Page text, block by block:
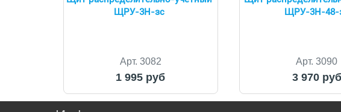
ЩРУ-3Н-зс
Арт. 3082
1 995 руб
ЩРУ-3Н-48-
Арт. 3090
3 970 руб